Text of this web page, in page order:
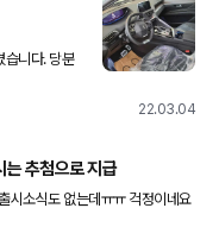
다. 당분
ㅎㅎㅎ
22.03.04
는 추첨으로 지급